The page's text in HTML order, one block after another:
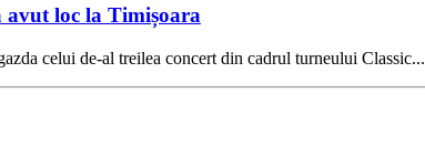
avut loc la Timișoara
celui de-al treilea concert din cadrul turneului Classic...